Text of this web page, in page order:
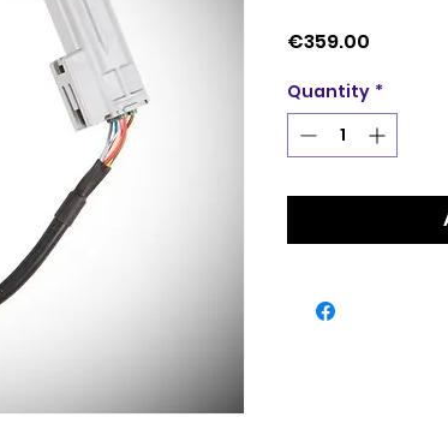
€359.00
Quantity *